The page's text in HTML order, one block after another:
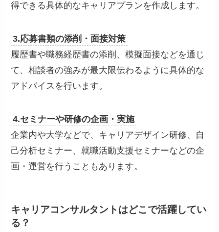
得できる具体的なキャリアプランを作成します。
3.応募書類の添削・面接対策
履歴書や職務経歴書の添削、模擬面接などを通じ
て、相談者の強みが最大限伝わるように具体的な
アドバイスを行います。
4.セミナーや研修の企画・実施
企業内や大学などで、キャリアデザイン研修、自
己分析セミナー、就職活動支援セミナーなどの企
画・運営を行うこともあります。
キャリアコンサルタントはどこで活躍してい
る？